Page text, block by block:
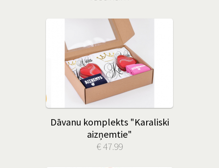
Dāvanu komplekts "Karaliski
aizņemtie"
€ 47.99